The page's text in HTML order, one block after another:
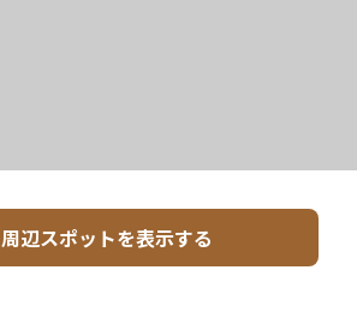
周辺スポットを表示する